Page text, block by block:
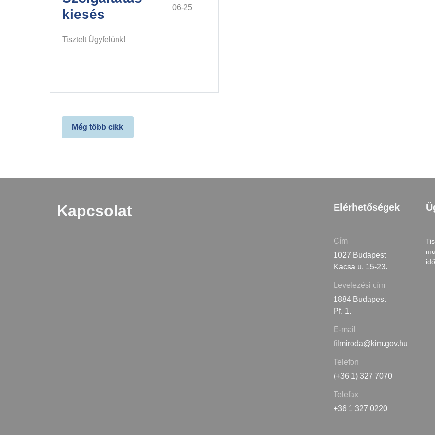
kiesés
Tisztelt Ügyfelünk!
06-25
Még több cikk
Kapcsolat Elérhetőségek
Cím
1027 Budapest
Kacsa u. 15-23.
Levelezési cím
1884 Budapest
Pf. 1.
E-mail
filmiroda@kim.gov.hu
Telefon
(+36 1) 327 7070
Telefax
+36 1 327 0220